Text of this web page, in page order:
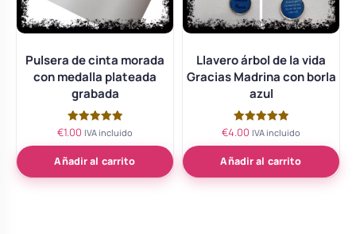
Pulsera de cinta morada
con medalla plateada
grabada
Valorado
de 5
€1.00 IVA incluido
Añadir al carrito
Llavero árbol de la vida
Gracias Madrina con borla
azul
Valorado
de 5
€4.00 IVA incluido
Añadir al carrito